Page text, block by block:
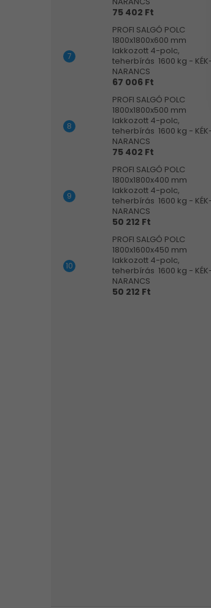
75 402 Ft
PROFI SALGÓ POLC
1800x1800x600 mm
lakkozott 4-polc,
teherbírás 1600 kg -
NARANCS
67 006 Ft
PROFI SALGÓ POLC
1800x1800x500 mm
lakkozott 4-polc,
teherbírás 1600 kg -
NARANCS
75 402 Ft
PROFI SALGÓ POLC
1800x1800x400 mm
lakkozott 4-polc,
teherbírás 1600 kg -
NARANCS
50 212 Ft
PROFI SALGÓ POLC
1800x1600x450 mm
lakkozott 4-polc,
teherbírás 1600 kg -
NARANCS
50 212 Ft